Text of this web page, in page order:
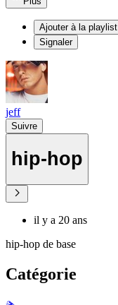
Ajouter à la playlist
Signaler
jeff
Suivre
hip-hop
il y a 20 ans
hip-hop de base
Catégorie